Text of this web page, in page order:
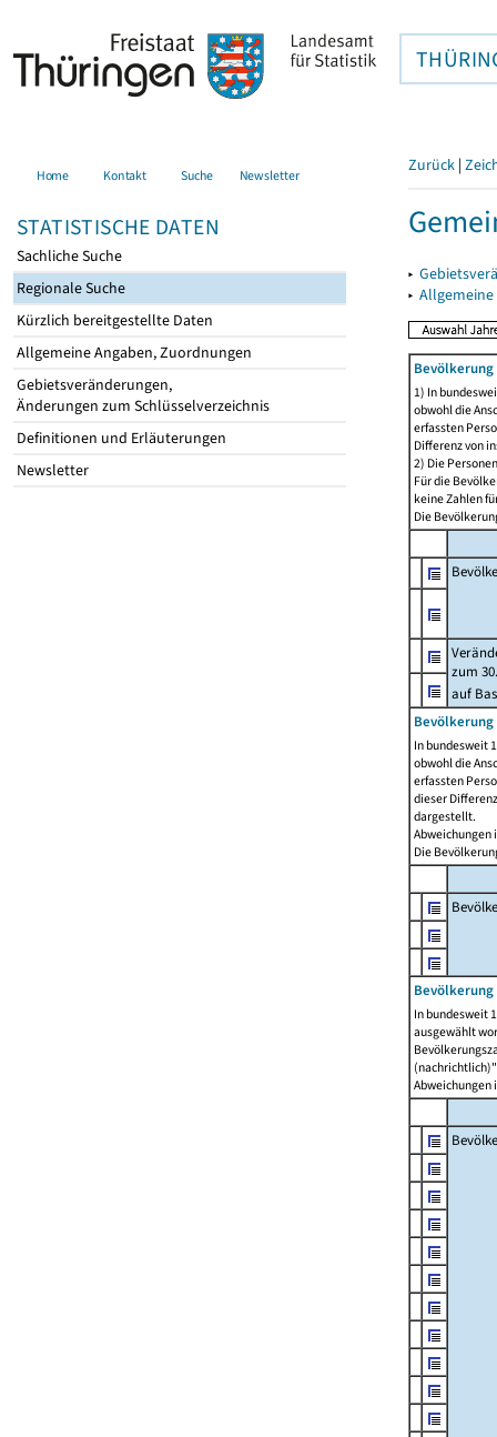
Home Kontakt Suche Newsletter
STATISTISCHE DATEN
Sachliche Suche
Regionale Suche
Kürzlich bereitgestellte Daten
Allgemeine Angaben, Zuordnungen
Gebietsveränderungen,
Änderungen zum Schlüsselverzeichnis
Definitionen und Erläuterungen
Newsletter
Zurück |
▸
▸
1) In
obwohl die
erfassten
Differenz von
2) Die
Für die
keine Zahlen
Die
zum
auf
Bevölkerung
In bundesweit
obwohl die
erfassten
dieser
dargestellt.
Abweichungen
Die
In bundesweit
ausgewählt
Abweichungen